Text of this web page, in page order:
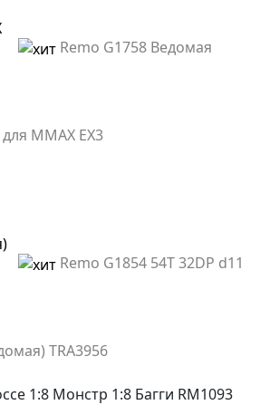
Remo G1758 Ведомая
MMAX EX3
Remo G1854 54T 32DP d11
TRA3956
1:8 Монстр 1:8 Багги RM1093